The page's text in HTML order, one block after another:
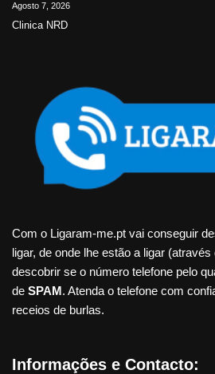
Agosto 7, 2026
Clinica NRD
Com o Ligaram-me.pt vai conseguir
ligar, de onde lhe estão a ligar
descobrir se o número telefone pelo
de SPAM. Atenda o telefone com
receios de burlas.
Informações e Contacto: